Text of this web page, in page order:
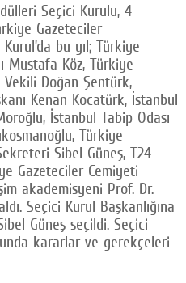
Seçici Kurulu, 4
Gazeteciler
bu yıl; Türkiye
Mustafa Köz, Türkiye
Doğan Şentürk,
Kenan Kocatürk, İstanbul
İstanbul Tabip Odası
Türkiye
Sibel Güneş, T24
Gazeteciler Cemiyeti
akademisyeni Prof. Dr.
Seçici Kurul Başkanlığına
Güneş seçildi. Seçici
kararlar ve gerekçeleri